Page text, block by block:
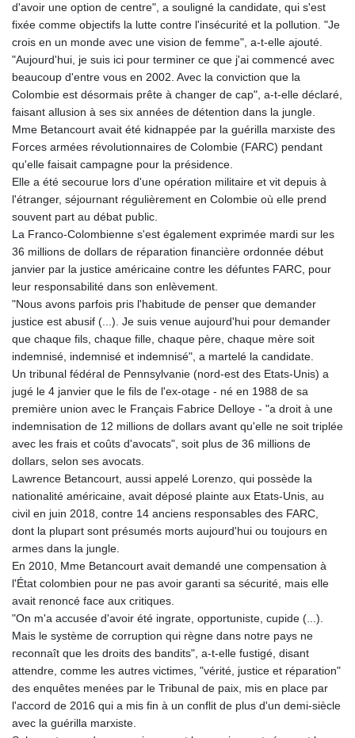
d'avoir une option de centre", a souligné la candidate, qui s'est
fixée comme objectifs la lutte contre l'insécurité et la pollution. "Je
crois en un monde avec une vision de femme", a-t-elle ajouté.
"Aujourd'hui, je suis ici pour terminer ce que j'ai commencé avec
beaucoup d'entre vous en 2002. Avec la conviction que la
Colombie est désormais prête à changer de cap", a-t-elle déclaré,
faisant allusion à ses six années de détention dans la jungle.
Mme Betancourt avait été kidnappée par la guérilla marxiste des
Forces armées révolutionnaires de Colombie (FARC) pendant
qu'elle faisait campagne pour la présidence.
Elle a été secourue lors d'une opération militaire et vit depuis à
l'étranger, séjournant régulièrement en Colombie où elle prend
souvent part au débat public.
La Franco-Colombienne s'est également exprimée mardi sur les
36 millions de dollars de réparation financière ordonnée début
janvier par la justice américaine contre les défuntes FARC, pour
leur responsabilité dans son enlèvement.
"Nous avons parfois pris l'habitude de penser que demander
justice est abusif (...). Je suis venue aujourd'hui pour demander
que chaque fils, chaque fille, chaque père, chaque mère soit
indemnisé, indemnisé et indemnisé", a martelé la candidate.
Un tribunal fédéral de Pennsylvanie (nord-est des Etats-Unis) a
jugé le 4 janvier que le fils de l'ex-otage - né en 1988 de sa
première union avec le Français Fabrice Delloye - "a droit à une
indemnisation de 12 millions de dollars avant qu'elle ne soit triplée
avec les frais et coûts d'avocats", soit plus de 36 millions de
dollars, selon ses avocats.
Lawrence Betancourt, aussi appelé Lorenzo, qui possède la
nationalité américaine, avait déposé plainte aux Etats-Unis, au
civil en juin 2018, contre 14 anciens responsables des FARC,
dont la plupart sont présumés morts aujourd'hui ou toujours en
armes dans la jungle.
En 2010, Mme Betancourt avait demandé une compensation à
l'État colombien pour ne pas avoir garanti sa sécurité, mais elle
avait renoncé face aux critiques.
"On m'a accusée d'avoir été ingrate, opportuniste, cupide (...).
Mais le système de corruption qui règne dans notre pays ne
reconnaît que les droits des bandits", a-t-elle fustigé, disant
attendre, comme les autres victimes, "vérité, justice et réparation"
des enquêtes menées par le Tribunal de paix, mis en place par
l'accord de 2016 qui a mis fin à un conflit de plus d'un demi-siècle
avec la guérilla marxiste.